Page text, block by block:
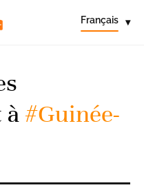
Français ▾
à#Guinée-